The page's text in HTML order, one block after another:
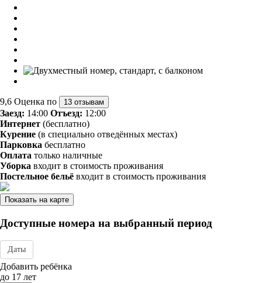
9,6 Оценка по 13 отзывам
Заезд: 14:00 Отъезд: 12:00
Интернет (бесплатно)
Курение (в специально отведённых местах)
Парковка бесплатно
Оплата только наличные
Уборка входит в стоимость проживания
Постельное бельё входит в стоимость проживания
Показать на карте
Доступные номера на выбранный период
Даты
Дата заезда - отъезда
Добавить ребёнка
до 17 лет